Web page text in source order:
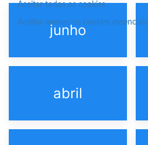
junho
abril
Aceitar todos os cookies
Aceitar apenas os cookies essenciais